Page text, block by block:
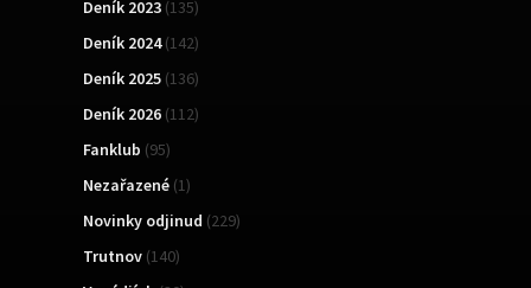
Deník 2023 (135)
Deník 2024(142)
Deník 2025 (136)
Deník 2026 (112)
Fanklub (95)
Nezařazené (1)
Novinky odjinud (229)
Trutnov (140)